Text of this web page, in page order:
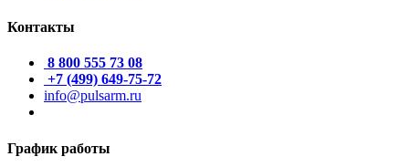
Контакты
8 800 555 73 08
+7 (499) 649-75-72
info@pulsarm.ru
График работы